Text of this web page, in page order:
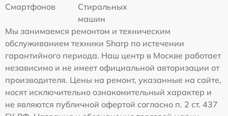
Смартфонов
Стиральных
машин
Мы занимаемся ремонтом и техническим
обслуживанием техники Sharp по истечении
гарантийного периода. Наш центр в Москве работает
независимо и не имеет официальной авторизации от
производителя. Цены на ремонт, указанные на сайте,
носят исключительно ознакомительный характер и
не являются публичной офертой согласно п. 2 ст. 437